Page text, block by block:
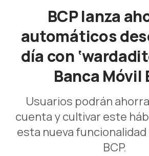
BCP lanza
automáticos
día con
Banca Móvil
Usuarios podrán
cuenta y cultivar este
esta nueva funcionalidad
BCP.